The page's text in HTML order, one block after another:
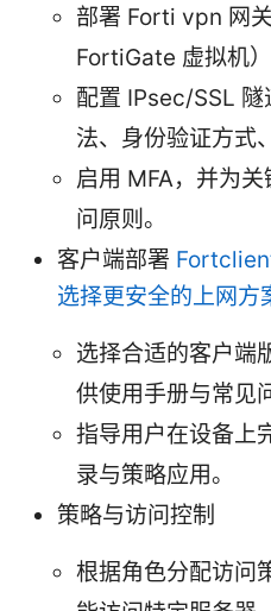
部署 Forti vpn 网
FortiGate 虚拟机）
配置 IPsec/SSL
法、身份验证方式
启用 MFA，并为
问原则。
客户端部署
选择更安全的上网方
选择合适的客户端
供使用手册与常见
指导用户在设备上
录与策略应用。
策略与访问控制
根据角色分配访问